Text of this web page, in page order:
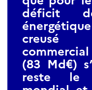
déficit
creusé
(83 Md€)
reste le